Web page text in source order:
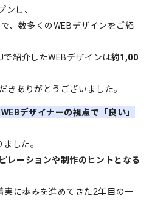
ads
存
ンし、
、数多くのWEBデザインをご紹
紹介したWEBデザインは約1,00
きありがとうございました。
デザイナーの視点で「良い」
した。
レーションや制作のヒントとなる
実に歩みを進めてきた2年目の一